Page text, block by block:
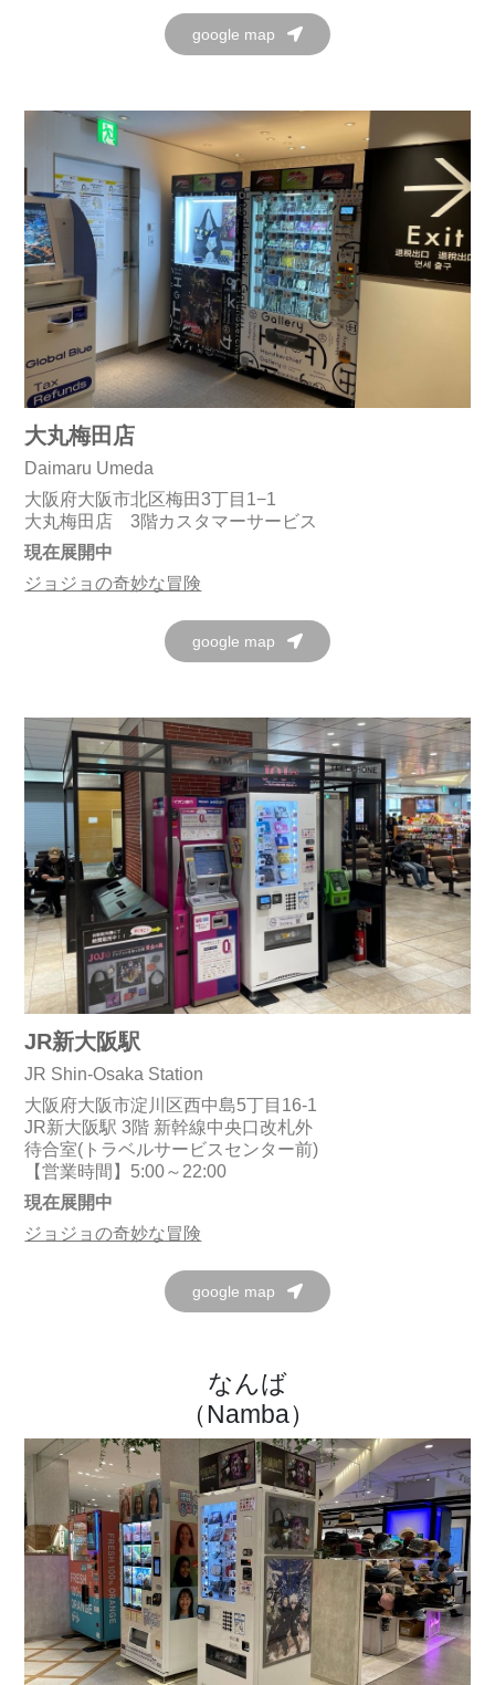
google map
大丸梅田店
Daimaru Umeda
大阪府大阪市北区梅田3丁目1−1
大丸梅田店 3階カスタマーサービス
現在展開中
ジョジョの奇妙な冒険
google map
JR新大阪駅
JR Shin-Osaka Station
大阪府大阪市淀川区西中島5丁目16-1
JR新大阪駅 3階 新幹線中央口改札外
待合室(トラベルサービスセンター前)
【営業時間】5:00～22:00
現在展開中
ジョジョの奇妙な冒険
google map
なんば
（Namba）